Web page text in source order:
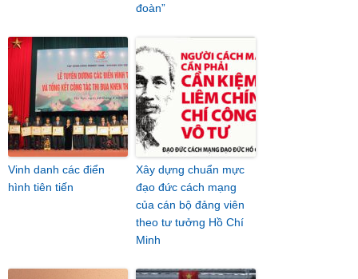
đoàn”
Vinh danh các điển
hình tiên tiến
Xây dựng chuẩn mực
đạo đức cách mạng
của cán bộ đảng viên
theo tư tưởng Hồ Chí
Minh